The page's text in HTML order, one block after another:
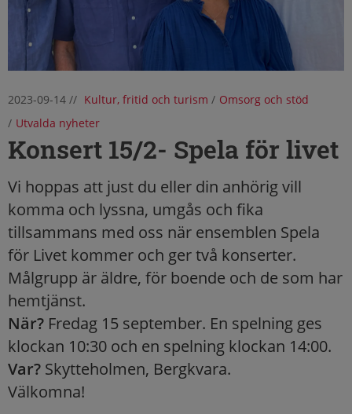
2023-09-14 // Kultur, fritid och turism / Omsorg och stöd
/ Utvalda nyheter
Konsert 15/2- Spela för livet
Vi hoppas att just du eller din anhörig vill
komma och lyssna, umgås och fika
tillsammans med oss när ensemblen Spela
för Livet kommer och ger två konserter.
Målgrupp är äldre, för boende och de som har
hemtjänst.
När? Fredag 15 september. En spelning ges
klockan 10:30 och en spelning klockan 14:00.
Var? Skytteholmen, Bergkvara.
Välkomna!